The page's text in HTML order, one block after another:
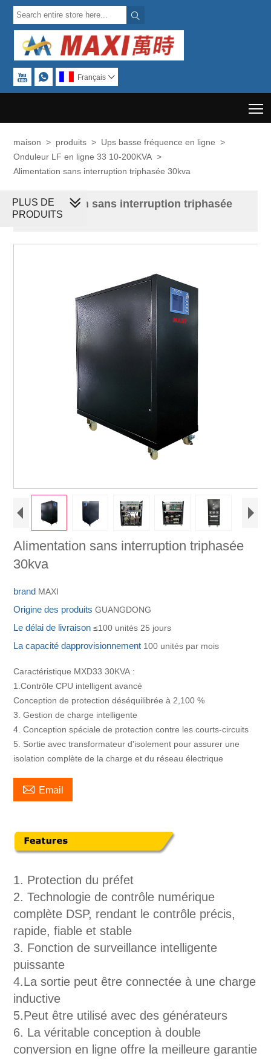

  Français 
maison > produits > Ups basse fréquence en ligne >
Onduleur LF en ligne 33 10-200KVA >
Alimentation sans interruption triphasée 30kva
Alimentation sans interruption triphasée
30kva
Alimentation sans interruption triphasée
30kva
brand MAXI
Origine des produitsGUANGDONG
Le délai de livraison≤100 unités 25 jours
La capacité dapprovisionnement 100 unités par mois
Caractéristique MXD33 30KVA :
1.Contrôle CPU intelligent avancé
Conception de protection déséquilibrée à 2,100 %
3. Gestion de charge intelligente
4. Conception spéciale de protection contre les courts-circuits
5. Sortie avec transformateur d'isolement pour assurer une
isolation complète de la charge et du réseau électrique
 Email
1. Protection du préfet
2. Technologie de contrôle numérique
complète DSP, rendant le contrôle précis,
rapide, fiable et stable
3. Fonction de surveillance intelligente
puissante
4.La sortie peut être connectée à une charge
inductive
5.Peut être utilisé avec des générateurs
6. La véritable conception à double
conversion en ligne offre la meilleure garantie
PLUS DE
PRODUITS